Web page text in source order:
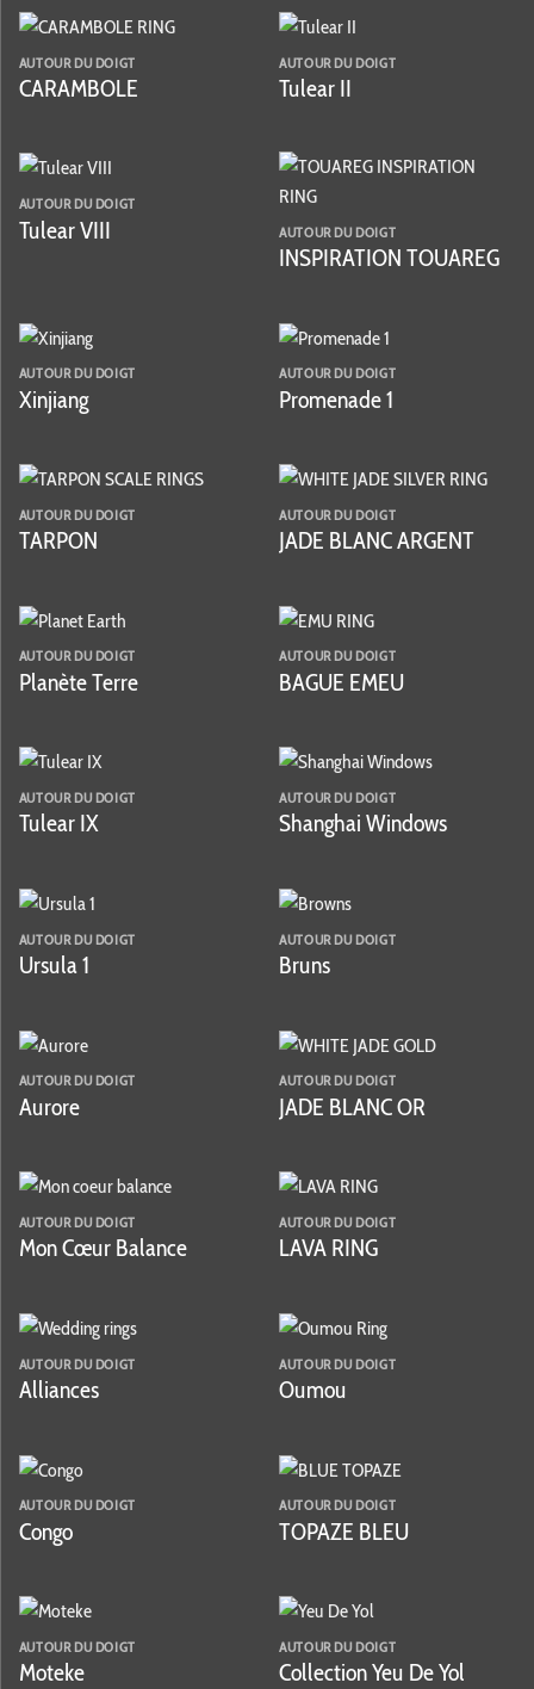
AUTOUR DU DOIGT
CARAMBOLE
AUTOUR DU DOIGT
Tulear II
AUTOUR DU DOIGT
Tulear VIII AUTOUR DU DOIGT
INSPIRATION TOUAREG
AUTOUR DU DOIGT
Xinjiang
AUTOUR DU DOIGT
Promenade 1
AUTOUR DU DOIGT
TARPON
AUTOUR DU DOIGT
JADE BLANC ARGENT
AUTOUR DU DOIGT
Planète Terre
AUTOUR DU DOIGT
BAGUE EMEU
AUTOUR DU DOIGT
Tulear IX
AUTOUR DU DOIGT
Shanghai Windows
AUTOUR DU DOIGT
Ursula 1
AUTOUR DU DOIGT
Bruns
AUTOUR DU DOIGT
Aurore
AUTOUR DU DOIGT
JADE BLANC OR
AUTOUR DU DOIGT
Mon Cœur Balance
AUTOUR DU DOIGT
LAVA RING
AUTOUR DU DOIGT
Alliances
AUTOUR DU DOIGT
Oumou
AUTOUR DU DOIGT
Congo
AUTOUR DU DOIGT
TOPAZE BLEU
AUTOUR DU DOIGT
Moteke
AUTOUR DU DOIGT
Collection Yeu De Yol